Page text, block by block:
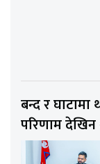
बन्द र
परिणाम देखिन